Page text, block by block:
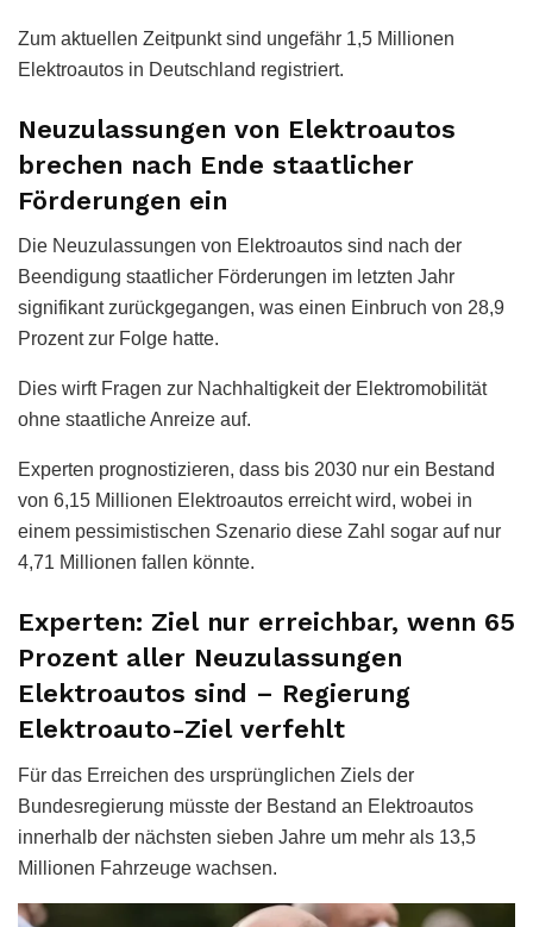
Zum aktuellen Zeitpunkt sind ungefähr 1,5 Millionen
Elektroautos in Deutschland registriert.
Neuzulassungen von Elektroautos
brechen nach Ende staatlicher
Förderungen ein
Die Neuzulassungen von Elektroautos sind nach der
Beendigung staatlicher Förderungen im letzten Jahr
signifikant zurückgegangen, was einen Einbruch von 28,9
Prozent zur Folge hatte.
Dies wirft Fragen zur Nachhaltigkeit der Elektromobilität
ohne staatliche Anreize auf.
Experten prognostizieren, dass bis 2030 nur ein Bestand
von 6,15 Millionen Elektroautos erreicht wird, wobei in
einem pessimistischen Szenario diese Zahl sogar auf nur
4,71 Millionen fallen könnte.
Experten: Ziel nur erreichbar, wenn 65
Prozent aller Neuzulassungen
Elektroautos sind – Regierung
Elektroauto-Ziel verfehlt
Für das Erreichen des ursprünglichen Ziels der
Bundesregierung müsste der Bestand an Elektroautos
innerhalb der nächsten sieben Jahre um mehr als 13,5
Millionen Fahrzeuge wachsen.